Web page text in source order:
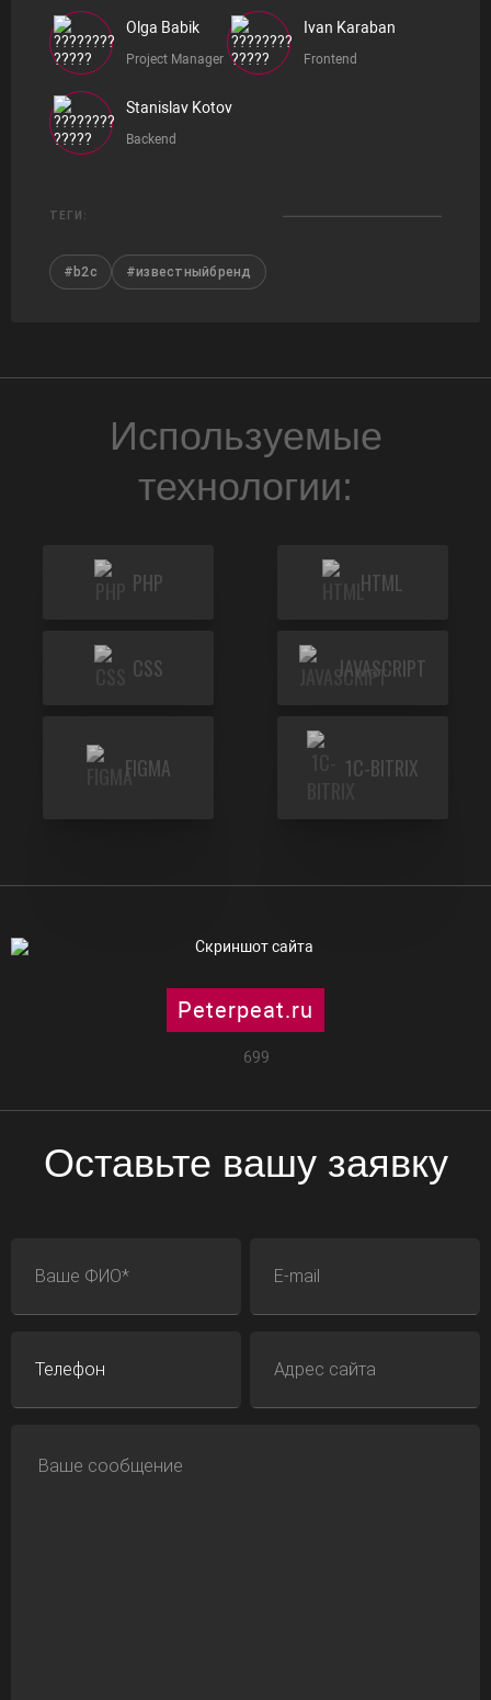
Olga Babik
Project Manager
Ivan Karaban
Frontend
Stanislav Kotov
Backend
ТЕГИ:
#b2c #известныйбренд
Используемые
технологии:
PHP HTML
CSS JAVASCRIPT
FIGMA 1C-BITRIX
Peterpeat.ru
699
Оставьте вашу заявку